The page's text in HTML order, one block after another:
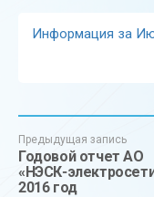
Информация за
Предыдущая запись
Годовой отчет АО
«НЭСК-
2016 год